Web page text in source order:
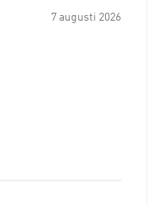
7 augusti 2026